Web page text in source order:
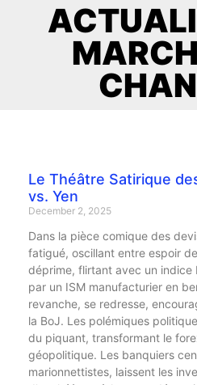
Le Théâtre Satirique
vs. Yen
December 2, 2025
Dans la pièce comique des
fatigué, oscillant entre espoir
déprime, flirtant avec un indice
par un ISM manufacturier en
revanche, se redresse,
la BoJ. Les polémiques
du piquant, transformant le
géopolitique. Les banquiers
marionnettistes, laissent les